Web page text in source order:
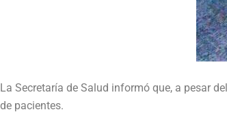
La Secretaría de Salud informó que, a pesar
de pacientes.